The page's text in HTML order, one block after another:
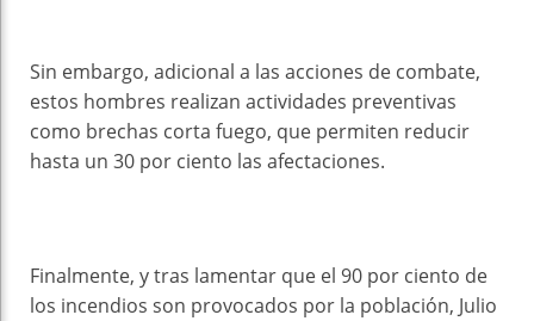
Sin embargo, adicional a las acciones de combate,
estos hombres realizan actividades preventivas
como brechas corta fuego, que permiten reducir
hasta un 30 por ciento las afectaciones.
Finalmente, y tras lamentar que el 90 por ciento de
los incendios son provocados por la población, Julio